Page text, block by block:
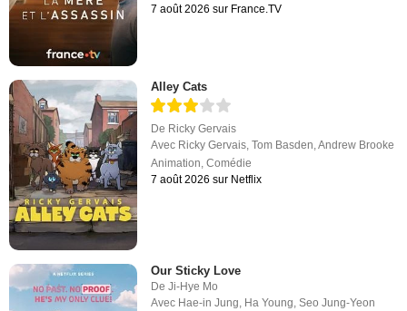
7 août 2026 sur France.TV
Alley Cats
De Ricky Gervais
Avec Ricky Gervais,Tom Basden,Andrew Brooke
Animation,Comédie
7 août 2026 sur Netflix
Our Sticky Love
DeJi-Hye Mo
Avec Hae-in Jung, Ha Young,Seo Jung-Yeon